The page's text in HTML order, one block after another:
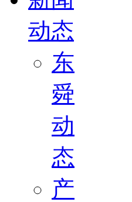
动态
东
舜
动
态
产